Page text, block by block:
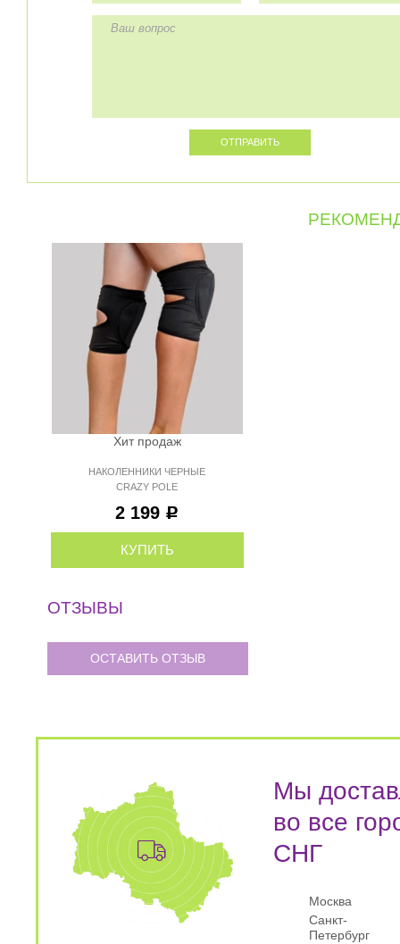
Хит продаж
НАКОЛЕННИКИ ЧЕРНЫЕ
CRAZY POLE
2 199 Р
КУПИТЬ
ОТЗЫВЫ
ОСТАВИТЬ ОТЗЫВ
Мы
во все
СНГ
Москва
Санкт-
Петербург